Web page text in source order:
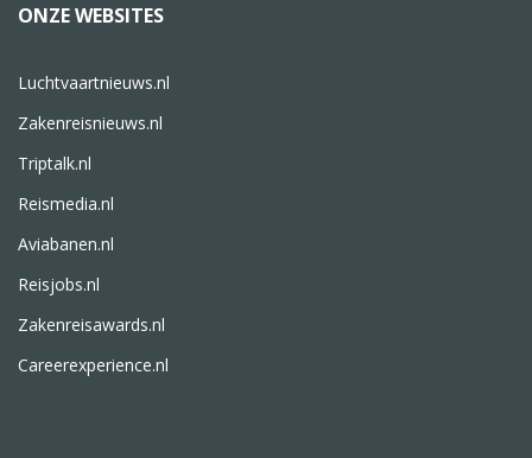
ONZE WEBSITES
Luchtvaartnieuws.nl
Zakenreisnieuws.nl
Triptalk.nl
Reismedia.nl
Aviabanen.nl
Reisjobs.nl
Zakenreisawards.nl
Careerexperience.nl